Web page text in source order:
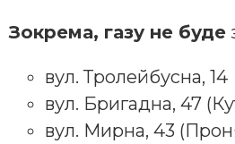
Зокрема, газу не буде
вул. Тролейбусна, 14
вул. Бригадна, 47
вул. Мирна, 43